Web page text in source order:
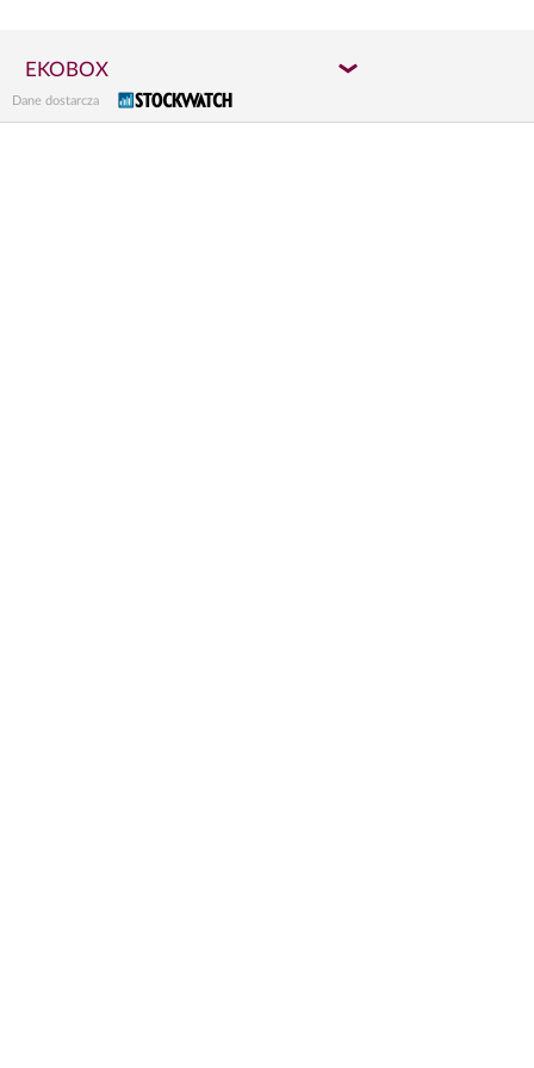
EKOBOX
Dane dostarcza